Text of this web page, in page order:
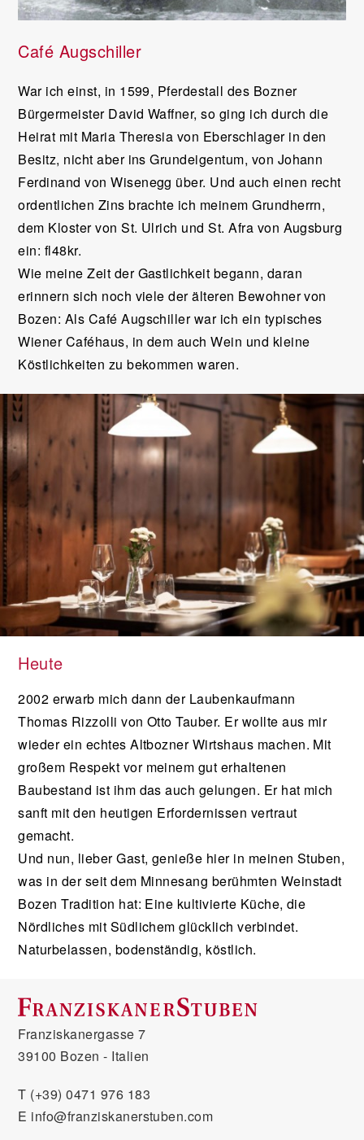
Café Augschiller
War ich einst, in 1599, Pferdestall des Bozner
Bürgermeister David Waffner, so ging ich durch die
Heirat mit Maria Theresia von Eberschlager in den
Besitz, nicht aber ins Grundeigentum, von Johann
Ferdinand von Wisenegg über. Und auch einen recht
ordentlichen Zins brachte ich meinem Grundherrn,
dem Kloster von St. Ulrich und St. Afra von Augsburg
ein: fl48kr.
Wie meine Zeit der Gastlichkeit begann, daran
erinnern sich noch viele der älteren Bewohner von
Bozen: Als Café Augschiller war ich ein typisches
Wiener Caféhaus, in dem auch Wein und kleine
Köstlichkeiten zu bekommen waren.
Heute
2002 erwarb mich dann der Laubenkaufmann
Thomas Rizzolli von Otto Tauber. Er wollte aus mir
wieder ein echtes Altbozner Wirtshaus machen. Mit
großem Respekt vor meinem gut erhaltenen
Baubestand ist ihm das auch gelungen. Er hat mich
sanft mit den heutigen Erfordernissen vertraut
gemacht.
Und nun, lieber Gast, genieße hier in meinen Stuben,
was in der seit dem Minnesang berühmten Weinstadt
Bozen Tradition hat: Eine kultivierte Küche, die
Nördliches mit Südlichem glücklich verbindet.
Naturbelassen, bodenständig, köstlich.
Franziskanergasse 7
39100 Bozen - Italien
T (+39) 0471 976 183
E info@franziskanerstuben.com